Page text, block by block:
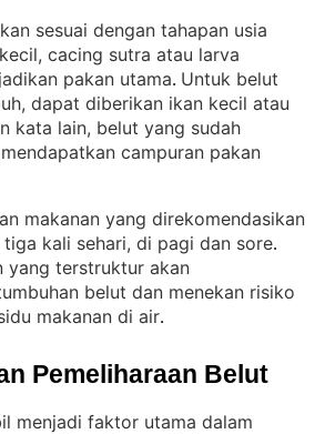
sesuai dengan tahapan usia
cacing sutra atau larva
pakan utama. Untuk belut
dapat diberikan ikan kecil atau
kata lain, belut yang sudah
campuran pakan
makanan yang direkomendasikan
kali sehari, di pagi dan sore
yang terstruktur akan
belut dan menekan risiko
makanan di air.
Pemeliharaan Belut
menjadi faktor utama dalam